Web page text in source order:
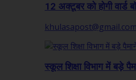
12 अक्टूबर को होगी वार्ड
khulasapost@gmail.com
स्कूल शिक्षा विभाग में बड़े